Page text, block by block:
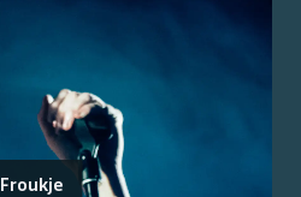
Froukje